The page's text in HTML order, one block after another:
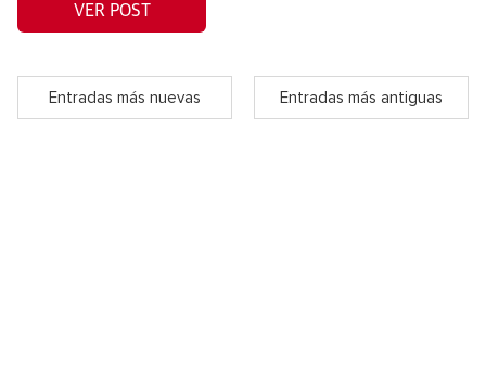
VER POST
Entradas más nuevas Entradas más antiguas